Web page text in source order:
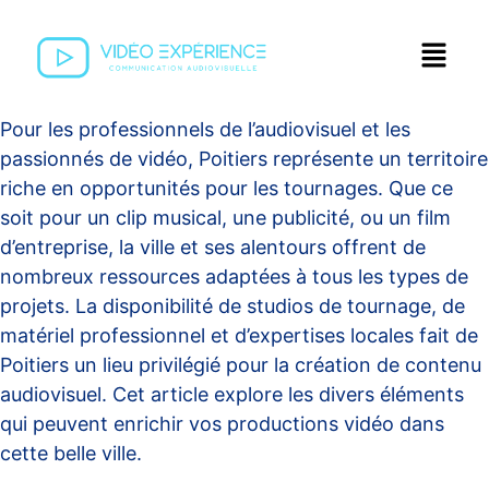
Pour les professionnels de l’audiovisuel et les
passionnés de vidéo, Poitiers représente un territoire
riche en opportunités pour les tournages. Que ce
soit pour un clip musical, une publicité, ou un film
d’entreprise, la ville et ses alentours offrent de
nombreux ressources adaptées à tous les types de
projets. La disponibilité de studios de tournage, de
matériel professionnel et d’expertises locales fait de
Poitiers un lieu privilégié pour la création de contenu
audiovisuel. Cet article explore les divers éléments
qui peuvent enrichir vos productions vidéo dans
cette belle ville.